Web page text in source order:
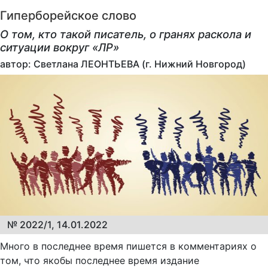
Гиперборейское слово
О том, кто такой писатель, о гранях раскола и
ситуации вокруг «ЛР»
автор: Светлана ЛЕОНТЬЕВА (г. Нижний Новгород)
№ 2022/1, 14.01.2022
Много в последнее время пишется в комментариях о
том, что якобы последнее время издание